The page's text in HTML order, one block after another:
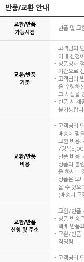
반품/교환 안내
교환/반품
가능시점
반품 및 교
교환/반품
기준
고객님의
이내 신청
상품상세
기간으로
고객님이
을 수령하
그 사실을
반품 시 제
불가능합니
교환/반품
비용
고객님의
배송에 필
교환 비용:
/왕복
반품 비용:
상품의 불
을 하시는
상품은 모
을 수 있으
(배송비 고
교환/반품
신청 및 주소
교환/반품
상품 반송
택배 반품
교환/반품
직영팀
고객님의